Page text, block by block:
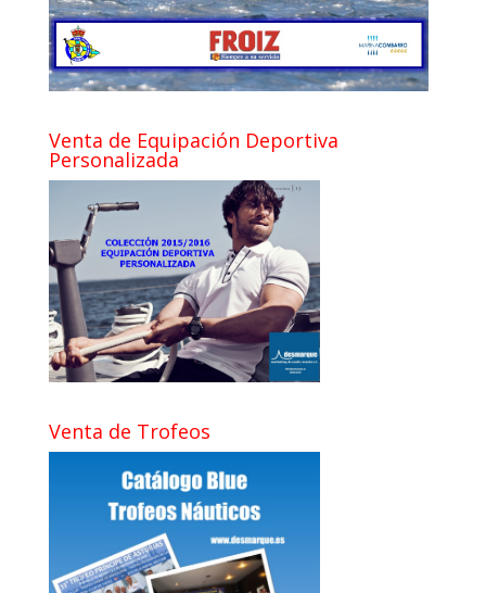
Venta de Equipación Deportiva
Personalizada
Venta de Trofeos